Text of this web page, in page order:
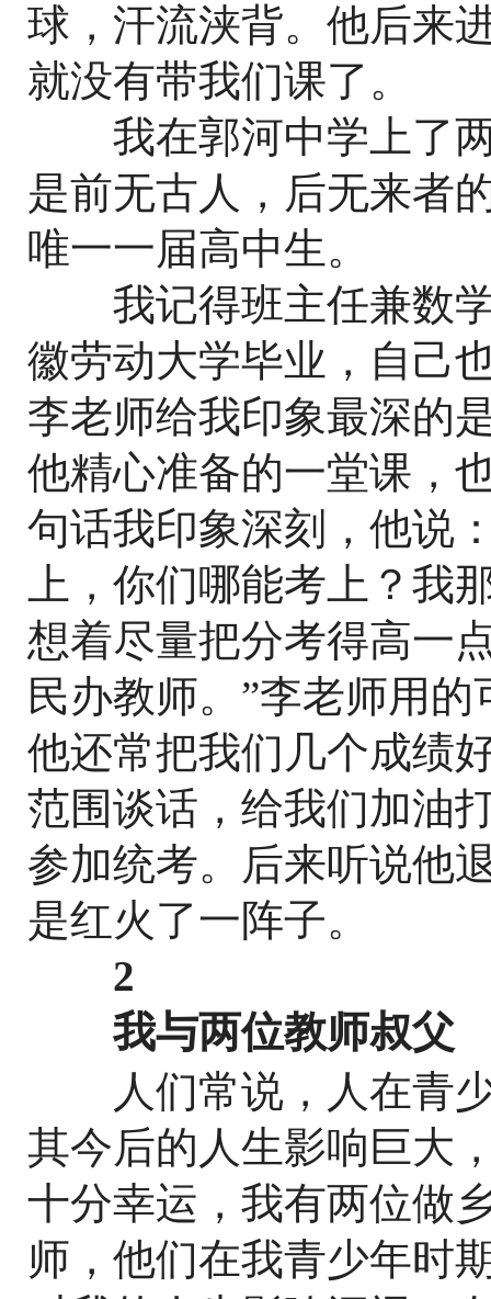
球，汗流浃背。他后来
就没有带我们课了。
我在郭河中学上了两
是前无古人，后无来者
唯一一届高中生。
我记得班主任兼数学
徽劳动大学毕业，自己
李老师给我印象最深的
他精心准备的一堂课，
句话我印象深刻，他说
上，你们哪能考上？我
想着尽量把分考得高一
民办教师。”李老师用
他还常把我们几个成绩
范围谈话，给我们加油
参加统考。后来听说他
是红火了一阵子。
2
我与两位教师叔父
人们常说，人在青少
其今后的人生影响巨大
十分幸运，我有两位做
师，他们在我青少年时